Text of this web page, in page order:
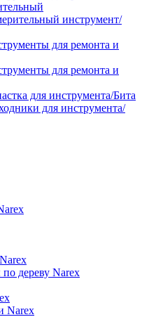
инструмент/
для ремонта и
для ремонта и
для инструмента/Бита
для инструмента/
дереву Narex
Narex